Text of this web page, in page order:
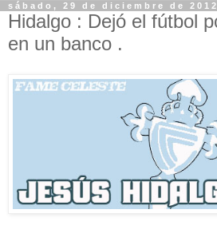
sábado, 29 de diciembre de 2012
Hidalgo : Dejó el fútbol
en un banco .